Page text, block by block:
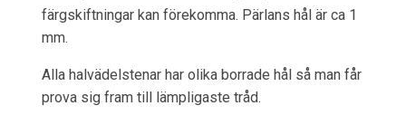
färgskiftningar kan förekomma. Pärlans hål är ca 1
mm.
Alla halvädelstenar har olika borrade hål så man får
prova sig fram till lämpligaste tråd.